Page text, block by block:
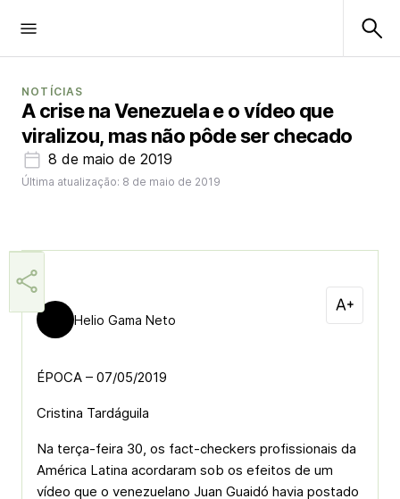
NOTÍCIAS
A crise na Venezuela e o vídeo que
viralizou, mas não pôde ser checado
8 de maio de 2019
Última atualização: 8 de maio de 2019
Helio Gama Neto
ÉPOCA – 07/05/2019
Cristina Tardáguila
Na terça-feira 30, os fact-checkers profissionais da
América Latina acordaram sob os efeitos de um
vídeo que o venezuelano Juan Guaidó havia postado